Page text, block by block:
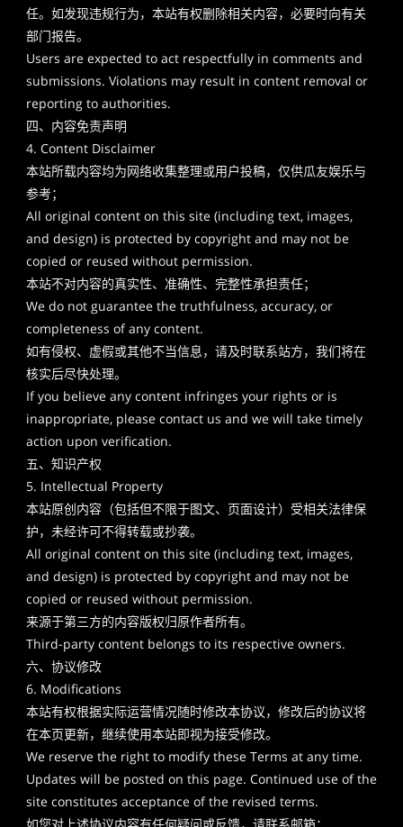
任。如发现违规行为，本站有权删除相关内容，必要时向有关
部门报告。
Users are expected to act respectfully in comments and
submissions. Violations may result in content removal or
reporting to authorities.
四、内容免责声明
4. Content Disclaimer
本站所载内容均为网络收集整理或用户投稿，仅供瓜友娱乐与
参考；
All original content on this site (including text, images,
and design) is protected by copyright and may not be
copied or reused without permission.
本站不对内容的真实性、准确性、完整性承担责任；
We do not guarantee the truthfulness, accuracy, or
completeness of any content.
如有侵权、虚假或其他不当信息，请及时联系站方，我们将在
核实后尽快处理。
If you believe any content infringes your rights or is
inappropriate, please contact us and we will take timely
action upon verification.
五、知识产权
5. Intellectual Property
本站原创内容（包括但不限于图文、页面设计）受相关法律保
护，未经许可不得转载或抄袭。
All original content on this site (including text, images,
and design) is protected by copyright and may not be
copied or reused without permission.
来源于第三方的内容版权归原作者所有。
Third-party content belongs to its respective owners.
六、协议修改
6. Modifications
本站有权根据实际运营情况随时修改本协议，修改后的协议将
在本页更新，继续使用本站即视为接受修改。
We reserve the right to modify these Terms at any time.
Updates will be posted on this page. Continued use of the
site constitutes acceptance of the revised terms.
如您对上述协议内容有任何疑问或反馈，请联系邮箱：